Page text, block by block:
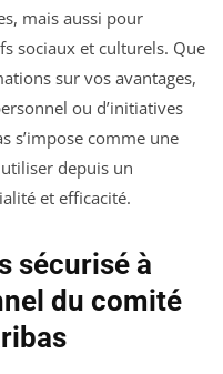
mais aussi pour
sociaux et culturels. Que
sur vos avantages,
ou d’initiatives
s’impose comme une
depuis un
et efficacité.
sécurisé à
du comité